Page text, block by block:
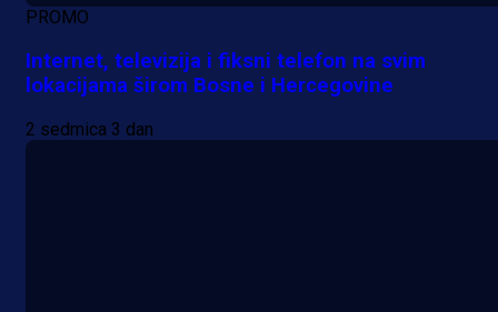
PROMO
Internet, televizija i fiksni telefon na svim
lokacijama širom Bosne i Hercegovine
2 sedmica 3 dan